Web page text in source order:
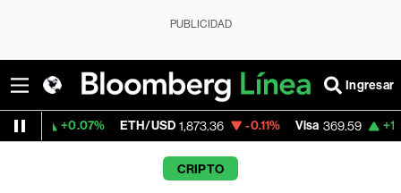
PUBLICIDAD
Ingresar
ETH/USD 1,873.36 -0.11% Visa 369.59 +1.07%
CRIPTO